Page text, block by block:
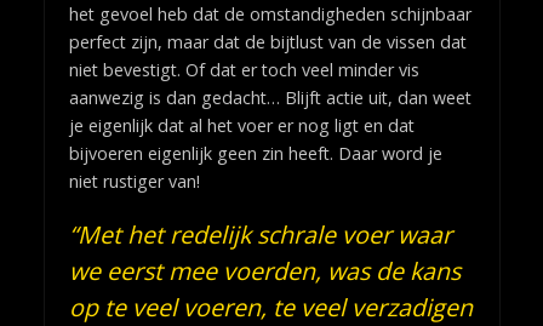
het gevoel heb dat de omstandigheden schijnbaar
perfect zijn, maar dat de bijtlust van de vissen dat
niet bevestigt. Of dat er toch veel minder vis
aanwezig is dan gedacht… Blijft actie uit, dan weet
je eigenlijk dat al het voer er nog ligt en dat
bijvoeren eigenlijk geen zin heeft. Daar word je
niet rustiger van!
“Met het redelijk schrale voer waar
we eerst mee voerden, was de kans
op te veel voeren, te veel verzadigen